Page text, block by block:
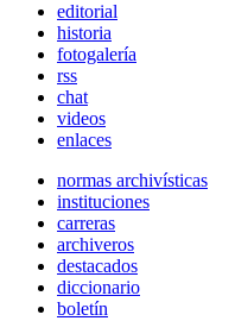
editorial
historia
fotogalería
rss
chat
videos
enlaces
normas archivísticas
instituciones
carreras
archiveros
destacados
diccionario
boletín